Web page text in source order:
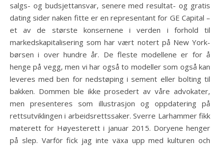
salgs- og budsjettansvar, senere med resultat- og gratis
dating sider naken fitte er en representant for GE Capital –
et av de største konsernene i verden i forhold til
markedskapitalisering som har vært notert på New York-
børsen i over hundre år. De fleste modellene er for å
henge på vegg, men vi har også to modeller som også kan
leveres med ben for nedstøping i sement eller bolting til
bakken. Dommen ble ikke prosedert av våre advokater,
men presenteres som illustrasjon og oppdatering på
rettsutviklingen i arbeidsrettssaker. Sverre Larhammer fikk
møterett for Høyesterett i januar 2015. Doryene henger
på slep. Varför fick jag inte växa upp med kulturen och